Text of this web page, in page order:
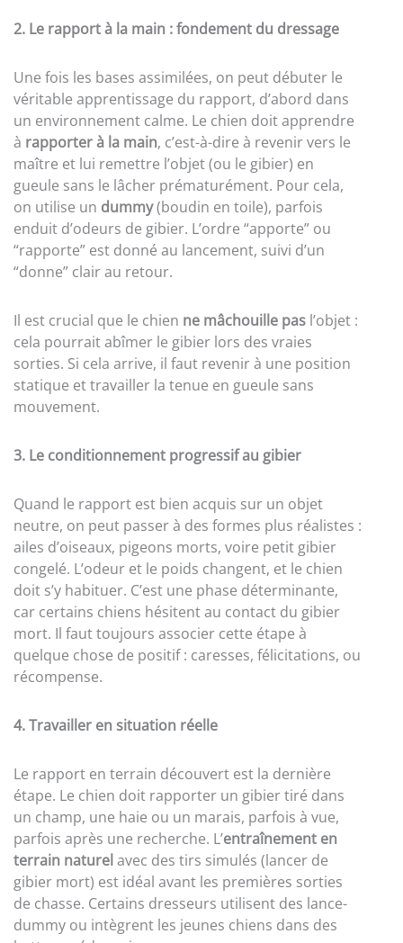
2. Le rapport à la main : fondement du dressage
Une fois les bases assimilées, on peut débuter le
véritable apprentissage du rapport, d’abord dans
un environnement calme. Le chien doit apprendre
à rapporter à la main, c’est-à-dire à revenir vers le
maître et lui remettre l’objet (ou le gibier) en
gueule sans le lâcher prématurément. Pour cela,
on utilise un dummy(boudin en toile), parfois
enduit d’odeurs de gibier. L’ordre “apporte” ou
“rapporte” est donné au lancement, suivi d’un
“donne” clair au retour.
Il est crucial que le chien ne mâchouille pas l’objet :
cela pourrait abîmer le gibier lors des vraies
sorties. Si cela arrive, il faut revenir à une position
statique et travailler la tenue en gueule sans
mouvement.
3. Le conditionnement progressif au gibier
Quand le rapport est bien acquis sur un objet
neutre, on peut passer à des formes plus réalistes :
ailes d’oiseaux, pigeons morts, voire petit gibier
congelé. L’odeur et le poids changent, et le chien
doit s’y habituer. C’est une phase déterminante,
car certains chiens hésitent au contact du gibier
mort. Il faut toujours associer cette étape à
quelque chose de positif : caresses, félicitations, ou
récompense.
4. Travailler en situation réelle
Le rapport en terrain découvert est la dernière
étape. Le chien doit rapporter un gibier tiré dans
un champ, une haie ou un marais, parfois à vue,
parfois après une recherche. L’entraînement en
terrain naturel avec des tirs simulés (lancer de
gibier mort) est idéal avant les premières sorties
de chasse. Certains dresseurs utilisent des lance-
dummy ou intègrent les jeunes chiens dans des